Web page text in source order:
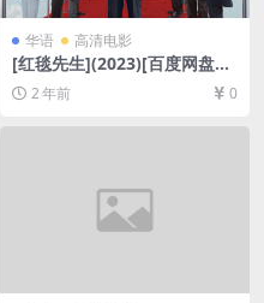
华语 高清电影
[红毯先生](2023)[百度网盘
+夸克网盘1080P超清资源][网
盘在线播放/下载][MP4/4.4G
B][中文字幕]
2 年前 0